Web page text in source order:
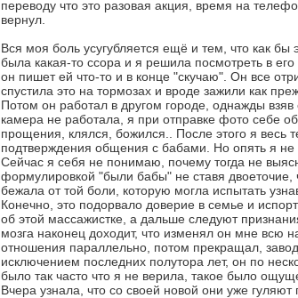
переводу что это разовая акция, время на
вернул.
Вся моя боль усугубляется ещё и тем, что как бы
была какая-то ссора и я решила посмотреть в
он пишет ей что-то и в конце "скучаю". Он все
спустила это на тормозах и вроде зажили
Потом он работал в другом городе, однажды
камера не работала, я при отправке фото себе
прощения, клялся, божился.. После этого я весь
подтверждения общения с бабами. Но опять я не
Сейчас я себя не понимаю, почему тогда не
формулировкой "были бабы" не ставя
бежала от той боли, которую могла испытать
Конечно, это подорвало доверие в семье и
об этой массажистке, а дальше следуют
мозга наконец доходит, что изменял он мне всю
отношения параллельно, потом прекращал,
исключением последних полутора лет, он по
было так часто что я не верила, такое было
Вчера узнала, что со своей новой они уже гуляют